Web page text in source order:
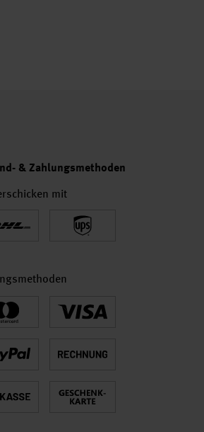
& Zahlungsmethoden
mit